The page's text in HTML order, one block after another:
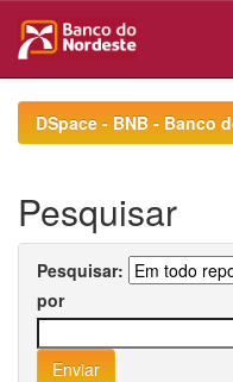
navigationDSpace - BNB - Banco
Pesquisar
Pesquisar:
por